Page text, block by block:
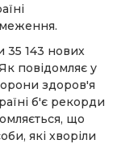
35 143 нових
повідомляє у
здоров'я
б'є рекорди
що
які хворіли